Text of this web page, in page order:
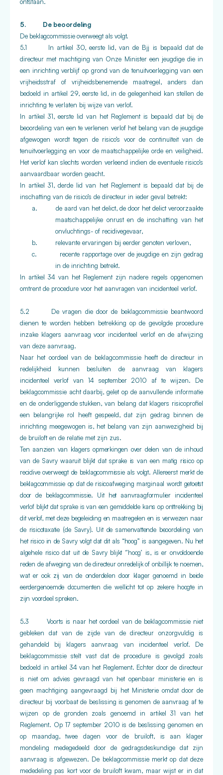
5. De beoordeling
De beklagcommissie overweegt als volgt.
5.1 In artikel 30, eerste lid, van de Bjj is bepaald dat de
directeur met machtiging van Onze Minister een jeugdige die in
een inrichting verblijf op grond van de tenuitvoerlegging van een
vrijheidsstraf of vrijheidsbenemende maatregel, anders dan
bedoeld in artikel 29, eerste lid, in de gelegenheid kan stellen de
inrichting te verlaten bij wijze van verlof.
In artikel 31, eerste lid van het Reglement is bepaald dat bij de
beoordeling van een te verlenen verlof het belang van de jeugdige
afgewogen wordt tegen de risico’s voor de continuïteit van de
tenuitvoerlegging en voor de maatschappelijke orde en veiligheid.
Het verlof kan slechts worden verleend indien de eventuele risico’s
aanvaardbaar worden geacht.
In artikel 31, derde lid van het Reglement is bepaald dat bij de
inschatting van de risico’s de directeur in ieder geval betrekt:
a.
de aard van het delict, de door het delict veroorzaakte
maatschappelijke onrust en de inschatting van het
onvluchtings- of recidivegevaar,
b.
relevante ervaringen bij eerder genoten verloven,
c.
recente rapportage over de jeugdige en zijn gedrag
in de inrichting betrekt.
In artikel 34 van het Reglement zijn nadere regels opgenomen
omtrent de procedure voor het aanvragen van incidenteel verlof.
5.2 De vragen die door de beklagcommissie beantwoord
dienen te worden hebben betrekking op de gevolgde procedure
inzake klagers aanvraag voor incidenteel verlof en de afwijzing
van deze aanvraag.
Naar het oordeel van de beklagcommissie heeft de directeur in
redelijkheid kunnen besluiten de aanvraag van klagers
incidenteel verlof van 14 september 2010 af te wijzen. De
beklagcommissie acht daarbij, gelet op de aanvullende informatie
en de onderliggende stukken, van belang dat klagers risicoprofiel
een belangrijke rol heeft gespeeld, dat zijn gedrag binnen de
inrichting meegewogen is, het belang van zijn aanwezigheid bij
de bruiloft en de relatie met zijn zus.
Ten aanzien van klagers opmerkingen over delen van de inhoud
van de Savry waaruit blijkt dat sprake is van een matig risico op
recidive overweegt de beklagcommissie als volgt. Allereerst merkt de
beklagcommissie op dat de risicoafweging marginaal wordt getoetst
door de beklagcommissie. Uit het aanvraagformulier incidenteel
verlof blijkt dat sprake is van een gemiddelde kans op onttrekking bij
dit verlof, met deze begeleiding en maatregelen en is verwezen naar
de risicotaxatie (de Savry). Uit de samenvattende beoordeling van
het risico in de Savry volgt dat dit als “hoog” is aangegeven. Nu het
algehele risico dat uit de Savry blijkt ‘’hoog’ is, is er onvoldoende
reden de afweging van de directeur onredelijk of onbillijk te noemen,
wat er ook zij van de onderdelen door klager genoemd in beide
eerdergenoemde documenten die wellicht tot op zekere hoogte in
zijn voordeel spreken.
5.3 Voorts is naar het oordeel van de beklagcommissie niet
gebleken dat van de zijde van de directeur onzorgvuldig is
gehandeld bij klagers aanvraag van incidenteel verlof. De
beklagcommissie stelt vast dat de procedure is gevolgd zoals
bedoeld in artikel 34 van het Reglement. Echter door de directeur
is niet om advies gevraagd van het openbaar ministerie en is
geen machtiging aangevraagd bij het Ministerie omdat door de
directeur bij voorbaat de beslissing is genomen de aanvraag af te
wijzen op de gronden zoals genoemd in artikel 31 van het
Reglement. Op 17 september 2010 is de beslissing genomen en
op maandag, twee dagen voor de bruiloft, is aan klager
mondeling medegedeeld door de gedragsdeskundige dat zijn
aanvraag is afgewezen. De beklagcommissie merkt op dat deze
mededeling pas kort voor de bruiloft kwam, maar wijst er in dat